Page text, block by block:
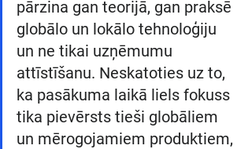
pārzina gan teorijā, gan praksē
globālo un lokālo tehnoloģiju
un ne tikai uzņēmumu
attīstīšanu. Neskatoties uz to,
ka pasākuma laikā liels fokuss
tika pievērsts tieši globāliem
un mērogojamiem produktiem,